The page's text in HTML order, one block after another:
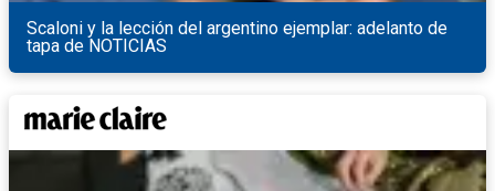
Scaloni y la lección del argentino ejemplar: adelanto de
tapa de NOTICIAS